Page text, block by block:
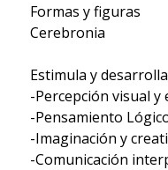
Formas y figuras
Cerebronia
Estimula y
-Percepción visual y
-Pensamiento
-Imaginación y
-Comunicación